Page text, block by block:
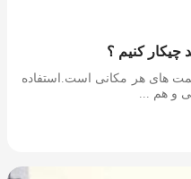
چیکار کنیم ؟
های هر مکانی است.استفاده
و هم ...